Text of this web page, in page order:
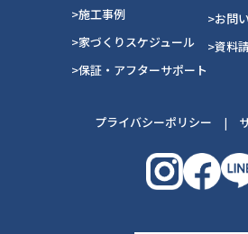
>施工事例
>家づくりスケジュール
>保証・アフターサポート
>お問
>資料
プライバシーポリシー |